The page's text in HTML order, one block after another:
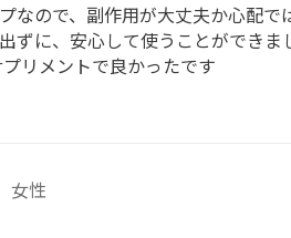
なので、副作用が大丈夫か心配
ずに、安心して使うことができ
リメントで良かったです
女性